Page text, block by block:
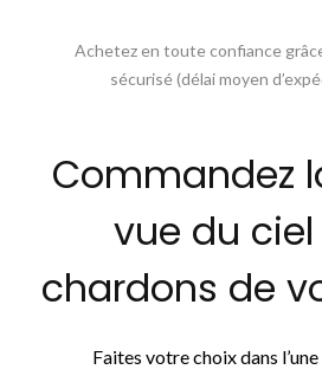
Achetez en toute confiance
sécurisé (délai moyen
Commandez
vue du
chardons de
Faites votre choix dans